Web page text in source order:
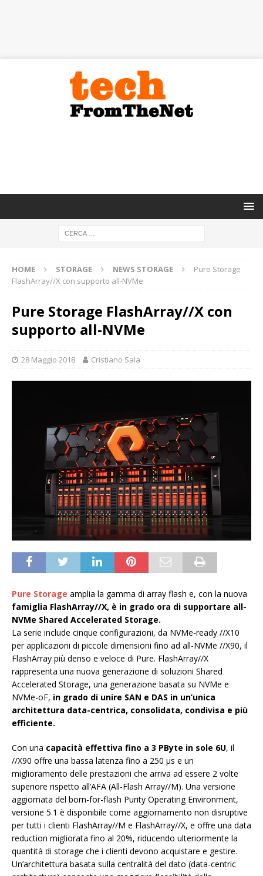
HOME STORAGE NEWS STORAGE
Pure Storage
FlashArray//X con supporto all-NVMe
Pure Storage FlashArray//X con
supporto all-NVMe
28 Maggio 2018 Cristiano Sala
Pure Storage amplia la gamma di array flash e, con la nuova
famiglia FlashArray//X, è in grado ora di supportare all-
NVMe Shared Accelerated Storage.
La serie include cinque configurazioni, da NVMe-ready //X10
per applicazioni di piccole dimensioni fino ad all-NVMe //X90, il
FlashArray più denso e veloce di Pure. FlashArray//X
rappresenta una nuova generazione di soluzioni Shared
Accelerated Storage, una generazione basata su NVMe e
NVMe-oF, in grado di unire SAN e DAS in un’unica
architettura data-centrica, consolidata, condivisa e più
efficiente.
Con una capacità effettiva fino a 3 PByte in sole 6U, il
//X90 offre una bassa latenza fino a 250 µs e un
miglioramento delle prestazioni che arriva ad essere 2 volte
superiore rispetto all’AFA (All-Flash Array//M). Una versione
aggiornata del born-for-flash Purity Operating Environment,
versione 5.1 è disponibile come aggiornamento non disruptive
per tutti i clienti FlashArray//M e FlashArray//X, e offre una data
reduction migliorata fino al 20%, riducendo ulteriormente la
quantità di storage che i clienti devono acquistare e gestire.
Un’architettura basata sulla centralità del dato (data-centric